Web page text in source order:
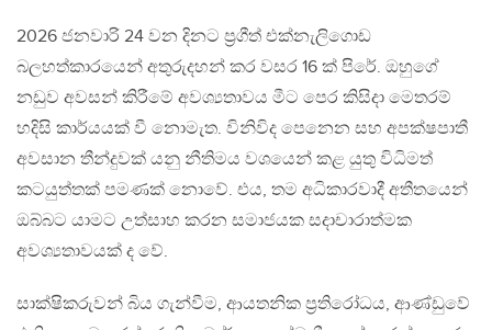
2026 ජනවාරි 24 වන දිනට ප්‍රගීත් එක්නැලිගොඩ
බලහත්කාරයෙන් අතුරුදහන් කර වසර 16 ක් පිරේ. ඔහුගේ
නඩුව අවසන් කිරීමේ අවශ්‍යතාවය මීට පෙර කිසිදා මෙතරම්
හදිසි කාර්යයක් වී නොමැත. විනිවිද පෙනෙන සහ අපක්ෂපාතී
අවසාන තීන්දුවක් යනු නීතිමය වශයෙන් කළ යුතු විධිමත්
කටයුත්තක් පමණක් නොවේ. එය, තම අධිකාරවාදී අතීතයෙන්
ඔබ්බට යාමට උත්සාහ කරන සමාජයක සදාචාරාත්මක
අවශ්‍යතාවයක් ද වේ.
සාක්ෂිකරුවන් බිය ගැන්වීම, ආයතනික ප්‍රතිරෝධය, ආණ්ඩුවේ